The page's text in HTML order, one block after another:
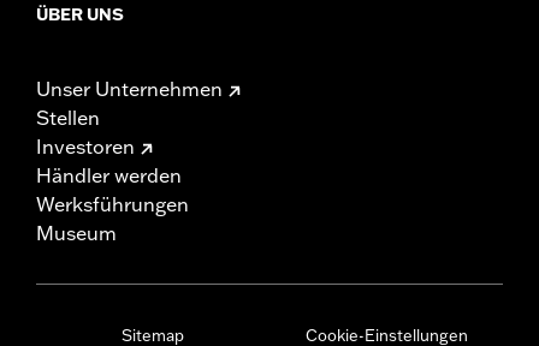
ÜBER UNS
Unser Unternehmen
Stellen
Investoren
Händler werden
Werksführungen
Museum
Sitemap
Cookie-Einstellungen